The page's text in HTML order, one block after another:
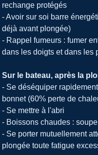
rechange protégés
- Avoir sur soi barre
déjà avant plongée)
- Rappel fumeurs : fumer
dans les doigts et dans les
Sur le bateau, après la
- Se déséquiper
bonnet (60% perte de
- Se mettre à l'abri
- Boissons chaudes :
- Se porter mutuellement
plongée toute fatigue